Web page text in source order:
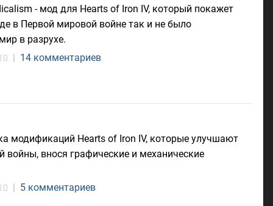
- мод для Hearts of Iron IV, который покажет
в Первой мировой войне так и не было
в разрухе.
| 14 комментариев
модификаций Hearts of Iron IV, которые улучшают
войны, внося графические и механические
| 5 комментариев